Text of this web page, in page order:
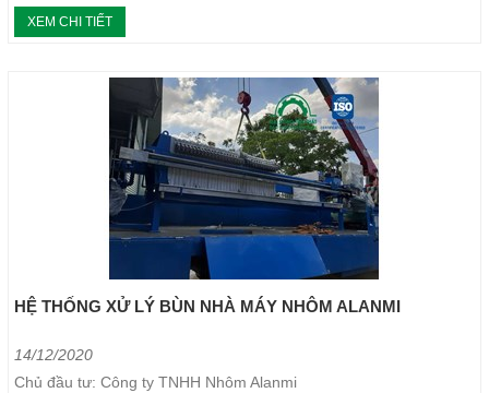
Loại máy: Máy ép bùn khung bản
Năm thực hiện: 2020
XEM CHI TIẾT
HỆ THỐNG XỬ LÝ BÙN NHÀ MÁY NHÔM ALANMI
14/12/2020
Chủ đầu tư: Công ty TNHH Nhôm Alanmi